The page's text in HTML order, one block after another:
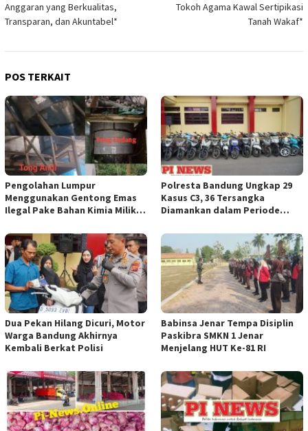
Anggaran yang Berkualitas,
Transparan, dan Akuntabel*
Tokoh Agama Kawal Sertipikasi
Tanah Wakaf*
POS TERKAIT
Pengolahan Lumpur
Menggunakan Gentong Emas
Ilegal Pake Bahan Kimia Milik
Aparat Penegak Hukum ( APH )
Jangan Sampai Diam Saja
Polresta Bandung Ungkap 29
Kasus C3, 36 Tersangka
Diamankan dalam Periode
Dua Pekan Hilang Dicuri, Motor
Warga Bandung Akhirnya
Kembali Berkat Polisi
Babinsa Jenar Tempa Disiplin
Paskibra SMKN 1 Jenar
Menjelang HUT Ke-81 RI